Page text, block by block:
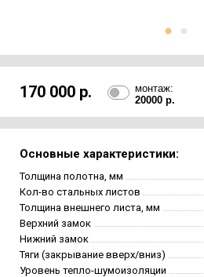
170 000 р.
монтаж:
20000 р.
Основные характеристики:
Толщина полотна, мм
Кол-во стальных листов
Толщина внешнего листа, мм
Верхний замок
Нижний замок
Тяги (закрывание вверх/вниз)
Уровень тепло-шумоизоляции